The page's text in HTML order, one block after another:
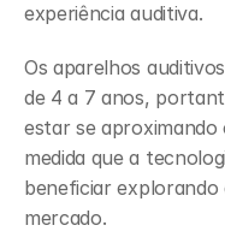
experiência auditiva.
Os aparelhos
de 4 a 7 anos,
estar se aproximando
medida que a
beneficiar explorando
mercado.